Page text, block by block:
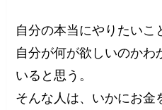
自分の本当にやりたいこ
自分が何が欲しいのかわ
いると思う。
そんな人は、いかにお金